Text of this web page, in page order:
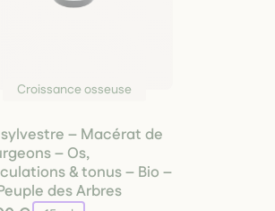
Croissance osseuse
– Macérat de
– Os,
& tonus – Bio –
des Arbres